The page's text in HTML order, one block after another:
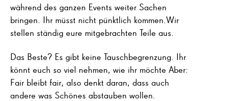
während des ganzen Events weiter Sachen
bringen. Ihr müsst nicht pünktlich kommen.Wir
stellen ständig eure mitgebrachten Teile aus.
Das Beste? Es gibt keine Tauschbegrenzung. Ihr
könnt euch so viel nehmen, wie ihr möchte Aber:
Fair bleibt fair, also denkt daran, dass auch
andere was Schönes abstauben wollen.